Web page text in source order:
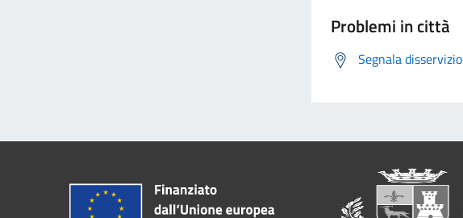
Problemi in città
Segnala disservizio